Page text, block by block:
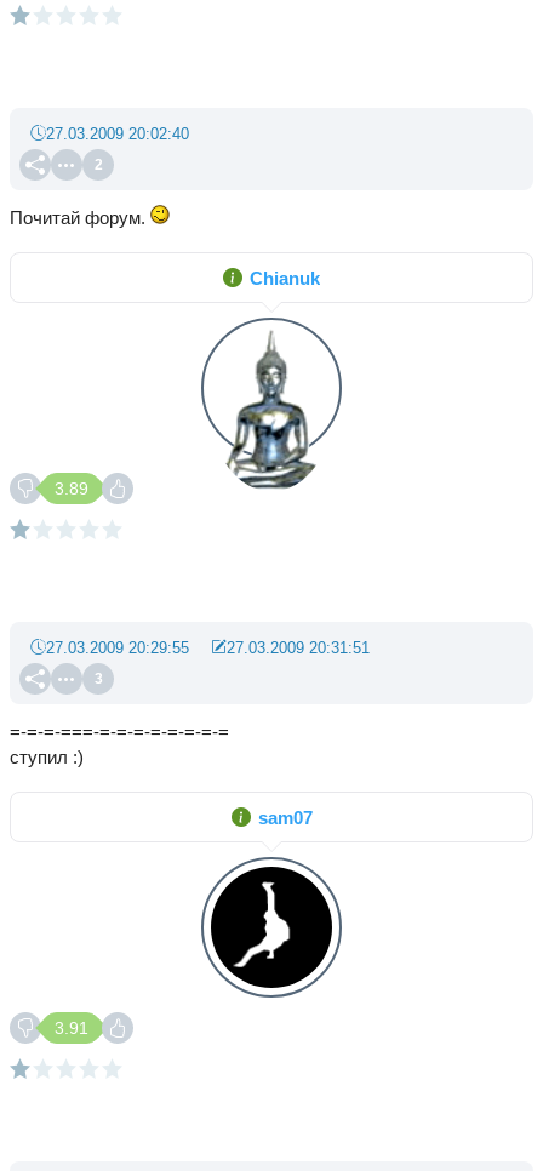
2
27.03.2009 20:02:40
Почитай форум.
Chianuk
3.89
3
27.03.2009 20:29:55 27.03.2009 20:31:51
=-=-=-===-=-=-=-=-=-=-=-=
ступил :)
sam07
3.91